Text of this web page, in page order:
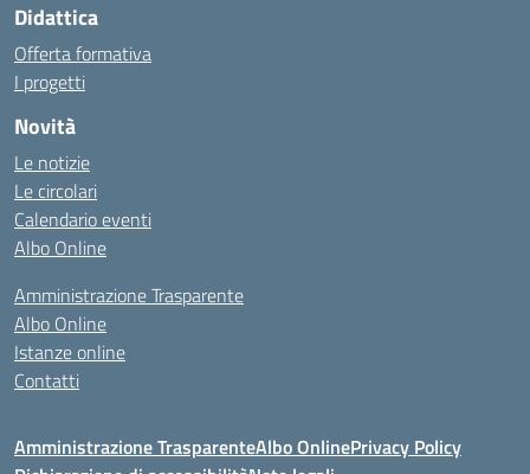
Didattica
Offerta formativa
I progetti
Novità
Le notizie
Le circolari
Calendario eventi
Albo Online
Amministrazione Trasparente
Albo Online
Istanze online
Contatti
Amministrazione TrasparenteAlbo OnlinePrivacy Policy